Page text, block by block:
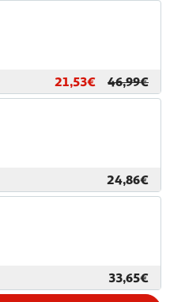
21,53€ 46,99€
24,86€
33,65€